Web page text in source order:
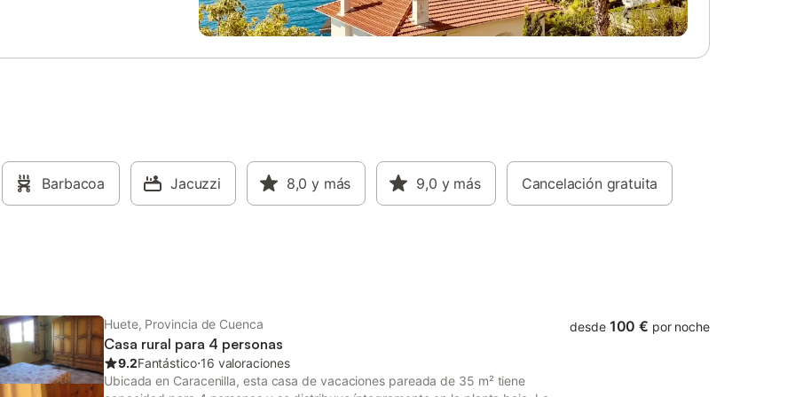
dosel**, creando un entorno
en crear la escapada
perfecta. Imagina disfrutar de
gourmet junto a la chimenea**,
en tu preciosa habitación, te
pisos, cada uno de los cuales ofrece una
combinación de elegancia rústica y
comodidades modernas. La mansión
cuenta con una **bodega** con una
donde podrá saborear comidas en una de
las tres cabinas de piedra, cada una con
una **chimenea** tradicional que crea el
Barbacoa Jacuzzi 8,0 y más 9,0 y más Cancelación gratuita
Huete, Provincia de Cuenca
Casa rural para 4 personas
9.2Fantástico⋅16 valoraciones
Ubicada en Caracenilla, esta casa de vacaciones pareada de 35 m² tiene
desde 100 € por noche